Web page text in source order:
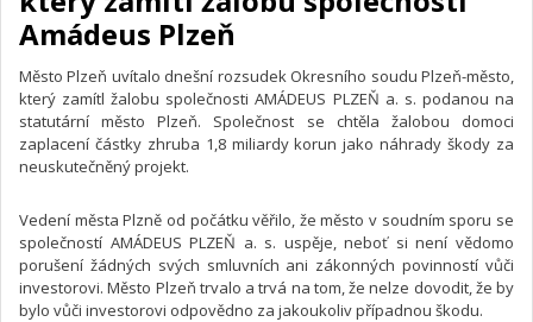
Amádeus Plzeň
Město Plzeň uvítalo dnešní rozsudek Okresního soudu Plzeň-město,
který zamítl žalobu společnosti AMÁDEUS PLZEŇ a. s. podanou na
statutární město Plzeň. Společnost se chtěla žalobou domoci
zaplacení částky zhruba 1,8 miliardy korun jako náhrady škody za
neuskutečněný projekt.
Vedení města Plzně od počátku věřilo, že město v soudním sporu se
společností AMÁDEUS PLZEŇ a. s. uspěje, neboť si není vědomo
porušení žádných svých smluvních ani zákonných povinností vůči
investorovi. Město Plzeň trvalo a trvá na tom, že nelze dovodit, že by
bylo vůči investorovi odpovědno za jakoukoliv případnou škodu.